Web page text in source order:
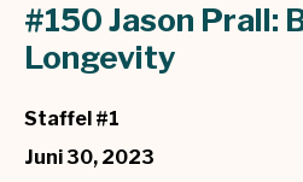
#150 Jason Prall:
Longevity
Staffel #1
Juni 30, 2023